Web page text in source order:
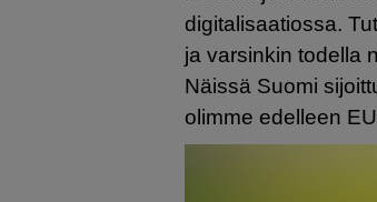
digitalisaatiossa.
ja varsinkin todella
Näissä Suomi
olimme edelleen